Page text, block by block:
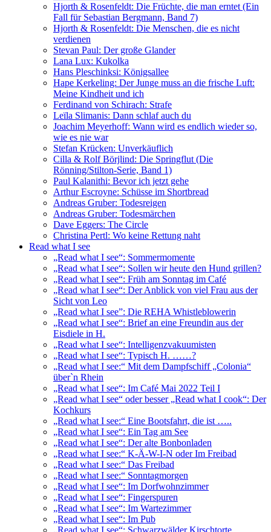
Hjorth & Rosenfeldt: Die Früchte, die man erntet (Ein
Fall für Sebastian Bergmann, Band 7)
Hjorth & Rosenfeldt: Die Menschen, die es nicht
verdienen
Stevan Paul: Der große Glander
Lana Lux: Kukolka
Hans Pleschinksi: Königsallee
Hape Kerkeling: Der Junge muss an die frische Luft:
Meine Kindheit und ich
Ferdinand von Schirach: Strafe
Leïla Slimanis: Dann schlaf auch du
Joachim Meyerhoff: Wann wird es endlich wieder so,
wie es nie war
Stefan Krücken: Unverkäuflich
Cilla & Rolf Börjlind: Die Springflut (Die
Rönning/Stilton-Serie, Band 1)
Paul Kalanithi: Bevor ich jetzt gehe
Arthur Escroyne: Schüsse im Shortbread
Andreas Gruber: Todesreigen
Andreas Gruber: Todesmärchen
Dave Eggers: The Circle
Christina Pertl: Wo keine Rettung naht
Read what I see
„Read what I see“: Sommermomente
„Read what I see“: Sollen wir heute den Hund grillen?
„Read what I see“: Früh am Sonntag im Café
„Read what I see“: Der Anblick von viel Frau aus der
Sicht von Leo
„Read what I see”: Die REHA Whistleblowerin
„Read what I see“: Brief an eine Freundin aus der
Eisdiele in H.
„Read what I see“: Intelligenzvakuumisten
„Read what I see“: Typisch H. ……?
„Read what I see:“ Mit dem Dampfschiff „Colonia“
über`n Rhein
„Read what I see“: Im Café Mai 2022 Teil I
„Read what I see“ oder besser „Read what I cook“: Der
Kochkurs
„Read what I see:“ Eine Bootsfahrt, die ist …..
„Read what I see“: Ein Tag am See
„Read what I see“: Der alte Bonbonladen
„Read what I see:“ K-Ä-W-I-N oder Im Freibad
„Read what I see:“ Das Freibad
„Read what I see:“ Sonntagmorgen
„Read what I see“: Im Dorfwohnzimmer
„Read what I see“: Fingerspuren
„Read what I see“: Im Wartezimmer
„Read what I see“: Im Pub
„Read what I see“: Schwarzwälder Kirschtorte